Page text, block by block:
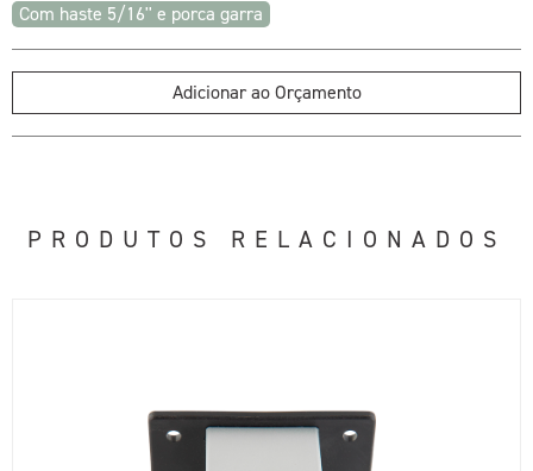
Com haste 5/16'' e porca garra
Adicionar ao Orçamento
PRODUTOS RELACIONADOS